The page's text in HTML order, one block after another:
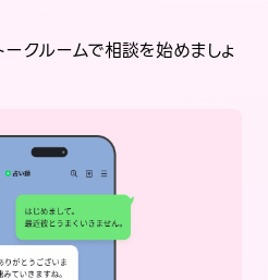
ークルームで相談を始めましょ